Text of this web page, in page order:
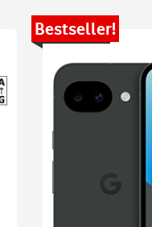
Bestseller!